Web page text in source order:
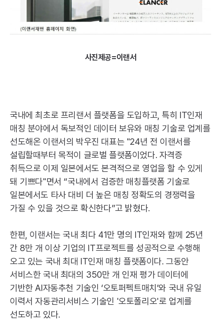
사진제공=이랜서
국내에 최초로 프리랜서 플랫폼을 도입하고, 특히 IT인재
매칭 분야에서 독보적인 데이터 보유와 매칭 기술로 업계를
선도해온 이랜서의 박우진 대표는 "24년 전 이랜서를
설립할때부터 목적이 글로벌 플랫폼이었다. 자격증
취득으로 이제 일본에서도 본격적으로 영업을 할 수 있게
돼 기쁘다"면서 “국내에서 검증한 매칭플랫폼 기술로
일본에서도 타사 대비 더 높은 매칭 정확도의 경쟁력을
가질 수 있을 것으로 확신한다”고 밝혔다.
한편, 이랜서는 국내 최다 41만 명의 IT인재와 함께 25년
간 8만 개 이상 기업의 IT프로젝트를 성공적으로 수행해
오고 있는 국내 최대 IT인재 매칭 플랫폼이다. 그동안
서비스한 국내 최대의 350만 개 인재 평가 데이터에
기반한AI자동추천 기술인 ‘오토퍼펙트매치’와 국내 유일
이력서 자동관리서비스 기술인 '오토폴리오'로 업계를
선도하고 있다.